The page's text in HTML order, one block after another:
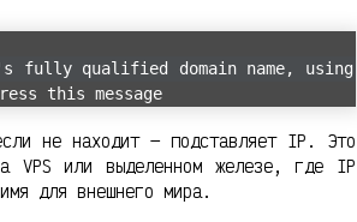
fully qualified domain name, using
this message
не находит — подставляет IP. Это
VPS или выделенном железе, где IP
для внешнего мира.